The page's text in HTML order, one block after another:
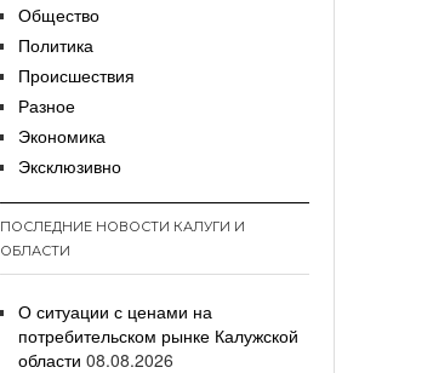
Общество
Политика
Происшествия
Разное
Экономика
Эксклюзивно
ПОСЛЕДНИЕ НОВОСТИ КАЛУГИ И
ОБЛАСТИ
О ситуации с ценами на
потребительском рынке Калужской
области 08.08.2026